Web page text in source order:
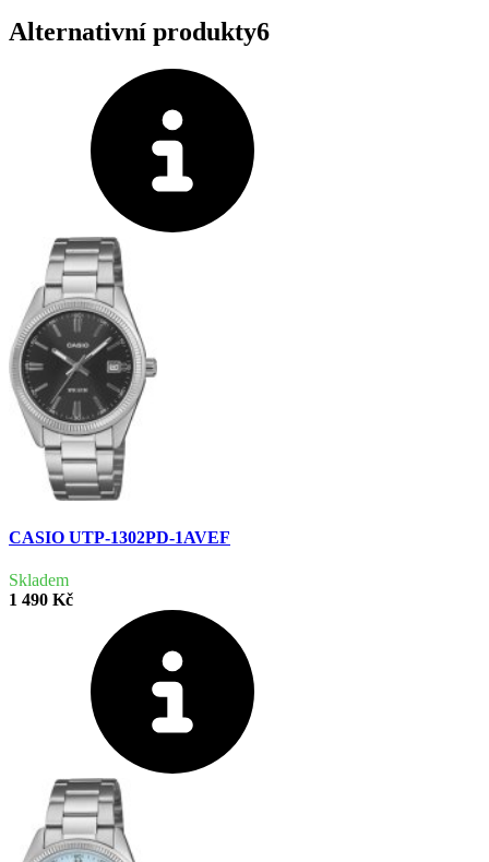
Alternativní produkty6
CASIO UTP-1302PD-1AVEF
Skladem
1 490 Kč